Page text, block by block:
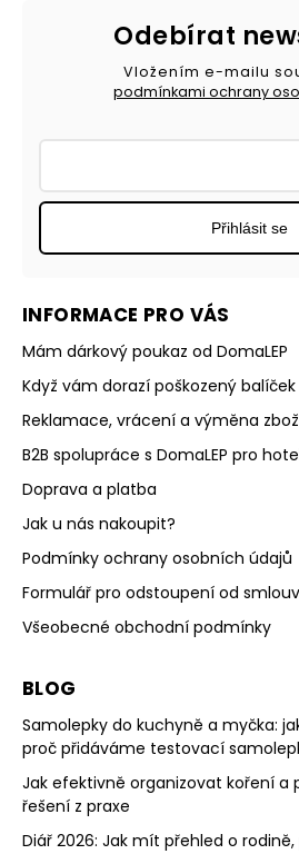
INFORMACE PRO VÁS
Mám dárkový poukaz od DomaLEP
Když vám dorazí poškozený balíček
Reklamace, vrácení a výměna
B2B spolupráce s DomaLEP pro
Doprava a platba
Jak u nás nakoupit?
Podmínky ochrany osobních údajů
Formulář pro odstoupení od
Všeobecné obchodní podmínky
BLOG
Samolepky do kuchyně a myčka:
proč přidáváme testovací
Jak efektivně organizovat koření a
řešení z praxe
Diář 2026: Jak mít přehled o
Odebírat
Vložením e-mailu
podmínkami ochrany
Přihlásit se